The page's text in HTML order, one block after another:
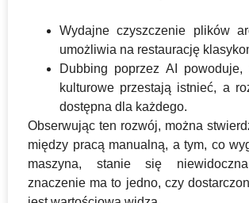
Wydajne czyszczenie plików
umożliwia na restaurację
Dubbing poprzez AI powoduje,
kulturowe przestają istnieć, a
dostępna dla każdego.
Obserwując ten rozwój, można
między pracą manualną, a tym, co
maszyna, stanie się
znaczenie ma to jedno, czy